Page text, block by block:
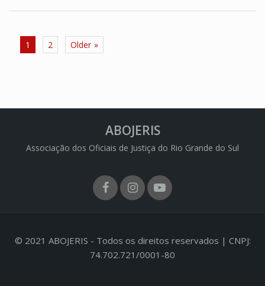
Paginação
1 2 Older
ABOJERIS
Associação dos Oficiais de Justiça do Rio Grande do Sul
FacebookInstagram
Youtube
© 2021 ABOJERIS - Todos os direitos reservados | CNPJ:
74.702.721/0001-80